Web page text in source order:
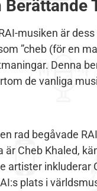
musiken är
”cheb (för en
Denna
de vanliga
rad begåvade
Cheb Khaled,
artister
plats i